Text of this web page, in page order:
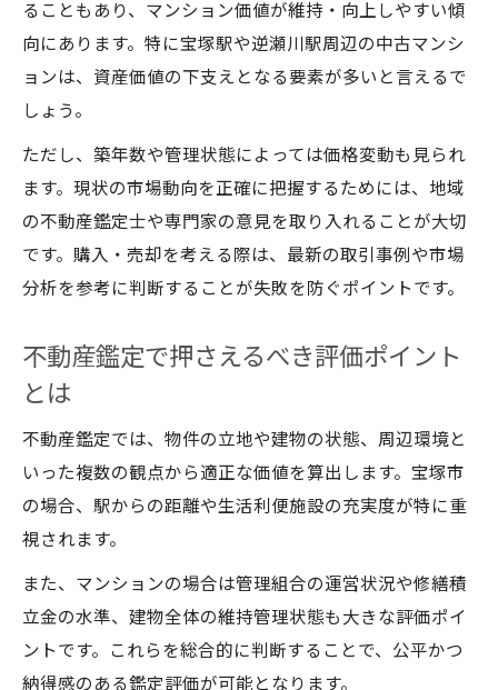
クポイント
相続対策なら宝塚市不動産鑑定が安心の理由
相続対策で重要な宝塚市中古マンションの
不動産鑑定士に頼る相続対策の実践的メリ
ット
兵庫県宝塚市の中古戸建て評価と節税のポ
イント
資産分割に役立つ不動産鑑定の活用事例紹
不動産鑑定で中古住宅市場を読み解く方法
宝塚市中古マンションの市場動向と将来予
測
兵庫県不動産鑑定士協会の活用事例を紹介
中古住宅市場を見極めるための鑑定ポイン
ト
ることもあり、マンション価値が維持・向上しやすい傾
向にあります。特に宝塚駅や逆瀬川駅周辺の中古マンシ
ョンは、資産価値の下支えとなる要素が多いと言えるで
しょう。
ただし、築年数や管理状態によっては価格変動も見られ
ます。現状の市場動向を正確に把握するためには、地域
の不動産鑑定士や専門家の意見を取り入れることが大切
です。購入・売却を考える際は、最新の取引事例や市場
分析を参考に判断することが失敗を防ぐポイントです。
不動産鑑定で押さえるべき評価ポイント
とは
不動産鑑定では、物件の立地や建物の状態、周辺環境と
いった複数の観点から適正な価値を算出します。宝塚市
の場合、駅からの距離や生活利便施設の充実度が特に重
視されます。
また、マンションの場合は管理組合の運営状況や修繕積
立金の水準、建物全体の維持管理状態も大きな評価ポイ
ントです。これらを総合的に判断することで、公平かつ
納得感のある鑑定評価が可能となります。